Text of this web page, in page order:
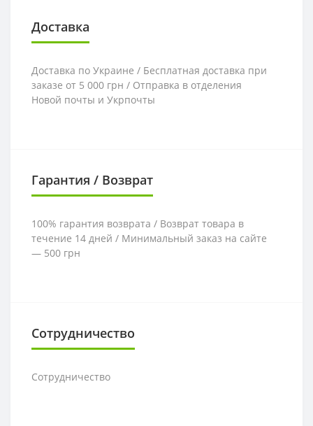
Доставка
Доставка по Украине / Бесплатная доставка при
заказе от 5 000 грн / Отправка в отделения
Новой почты и Укрпочты
Гарантия / Возврат
100% гарантия возврата / Возврат товара в
течение 14 дней / Минимальный заказ на сайте
— 500 грн
Сотрудничество
Сотрудничество